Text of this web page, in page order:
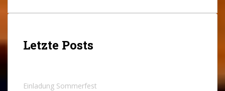
Letzte Posts
Einladung Sommerfest